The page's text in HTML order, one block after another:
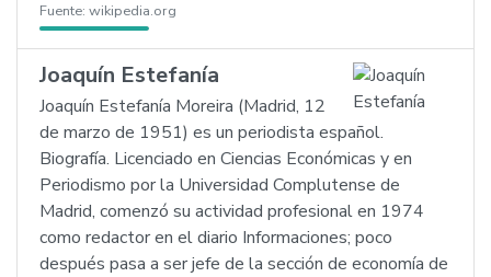
Fuente: wikipedia.org
Joaquín Estefanía
Joaquín Estefanía Moreira (Madrid, 12
de marzo de 1951) es un periodista español.
Biografía. Licenciado en Ciencias Económicas y en
Periodismo por la Universidad Complutense de
Madrid, comenzó su actividad profesional en 1974
como redactor en el diario Informaciones; poco
después pasa a ser jefe de la sección de economía de